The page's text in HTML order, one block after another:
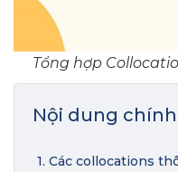
Tổng hợp
Nội dung chính
1. Các collocations